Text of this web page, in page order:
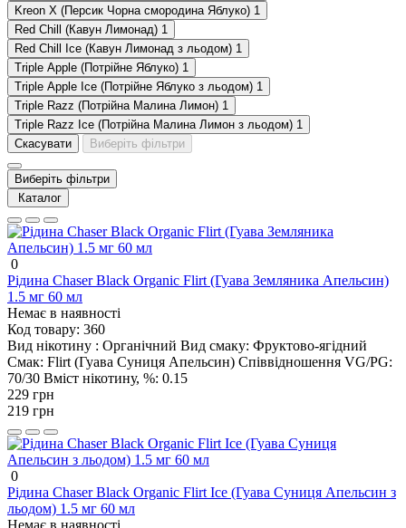
Kreon Х (Персик Чорна смородина Яблуко) 1
Red Chill (Кавун Лимонад) 1
Red Chill Ice (Кавун Лимонад з льодом) 1
Triple Apple (Потрійне Яблуко) 1
Triple Apple Ice (Потрійне Яблуко з льодом) 1
Triple Razz (Потрійна Малина Лимон) 1
Triple Razz Ice (Потрійна Малина Лимон з льодом) 1
Скасувати
Виберіть фільтри
Виберіть фільтри
Каталог
0
Рідина Chaser Black Organic Flirt (Гуава Земляника Апельсин)
1.5 мг 60 мл
Немає в наявності
Код товару: 360
Вид нікотину : Органічний Вид смаку: Фруктово-ягідний
Смак: Flirt (Гуава Суниця Апельсин) Співвідношення VG/PG:
70/30 Вміст нікотину, %: 0.15
229 грн
219 грн
0
Рідина Chaser Black Organic Flirt Ice (Гуава Суниця Апельсин з
льодом) 1.5 мг 60 мл
Немає в наявності